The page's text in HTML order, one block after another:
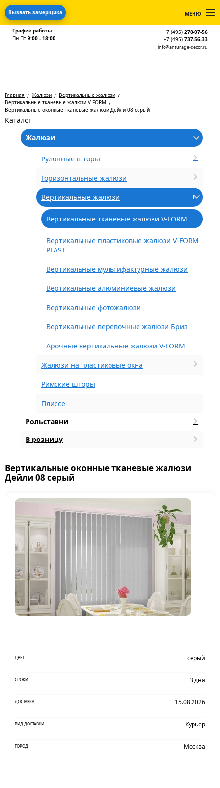
Вызвать замерщика МЕНЮ
График работы:
Пн-Пт 9:00 - 18:00
+7 (495) 278-07-56
+7 (495) 737-56-33
info@anturage-decor.ru
Главная Жалюзи
Вертикальные жалюзи
Вертикальные тканевые жалюзи V-FORM
Вертикальные оконные тканевые жалюзи Дейли 08 серый
Каталог
Жалюзи
Рулонные шторы
Горизонтальные жалюзи
Вертикальные жалюзи
Вертикальные тканевые жалюзи V-FORM
Вертикальные пластиковые жалюзи V-FORM
PLAST
Вертикальные мультифактурные жалюзи
Вертикальные алюминиевые жалюзи
Вертикальные фотожалюзи
Вертикальные верёвочные жалюзи Бриз
Арочные вертикальные жалюзи V-FORM
Жалюзи на пластиковые окна
Римские шторы
Плиссе
Рольставни
В розницу
Вертикальные оконные тканевые жалюзи
Дейли 08 серый
ЦВЕТ серый
СРОКИ 3 дня
ДОСТАВКА 15.08.2026
ВИД ДОСТАВКИ Курьер
ГОРОД Москва